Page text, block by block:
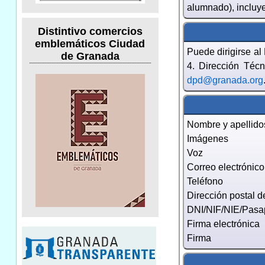
Distintivo comercios
emblemáticos Ciudad
de Granada
alumnado),
Puede dirigirse al
4. Dirección
dpd@granada.org.
Nombre y
Imágenes
Voz
Correo electrónico
Teléfono
Dirección postal
DNI/NIF/NIE/
Firma electrónica
Firma